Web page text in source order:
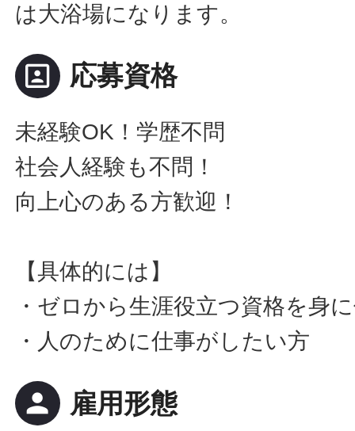
は大浴場になります。
portrait 応募資格
未経験OK！学歴不問
社会人経験も不問！
向上心のある方歓迎！
【具体的には】
・ゼロから生涯役立つ資格を身
・人のために仕事がしたい方
person 雇用形態